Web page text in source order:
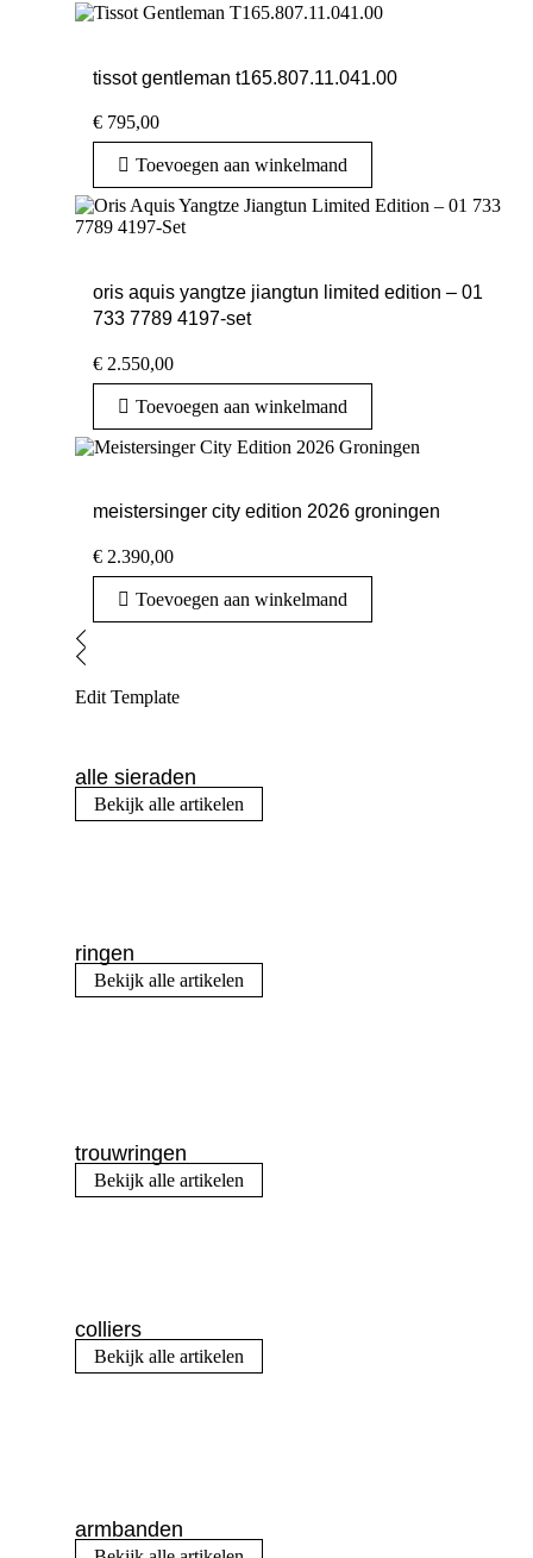
tissot gentleman t165.807.11.041.00
€ 795,00
Toevoegen aan winkelmand
oris aquis yangtze jiangtun limited edition – 01
733 7789 4197-set
€ 2.550,00
Toevoegen aan winkelmand
meistersinger city edition 2026 groningen
€ 2.390,00
Toevoegen aan winkelmand
Edit Template
alle sieraden
Bekijk alle artikelen
ringen
Bekijk alle artikelen
trouwringen
Bekijk alle artikelen
colliers
Bekijk alle artikelen
armbanden